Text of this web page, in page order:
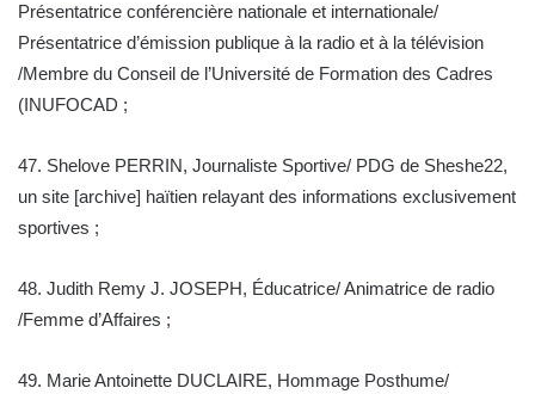
Présentatrice conférencière nationale et internationale/
Présentatrice d’émission publique à la radio et à la télévision
/Membre du Conseil de l’Université de Formation des Cadres
(INUFOCAD ;
47. Shelove PERRIN, Journaliste Sportive/ PDG de Sheshe22,
un site [archive] haïtien relayant des informations exclusivement
sportives ;
48. Judith Remy J. JOSEPH, Éducatrice/ Animatrice de radio
/Femme d’Affaires ;
49. Marie Antoinette DUCLAIRE, Hommage Posthume/